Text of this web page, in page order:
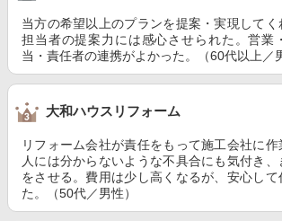
当方の希望以上のプランを提案・実現して
担当者の提案力には感心させられた。営業
当・責任者の連携がよかった。（60代以上／
大和ハウスリフォーム
リフォーム会社が責任をもって施工会社に
人には分からないような不具合にも気付き
をさせる。費用は少し高くなるが、安心して
た。（50代／男性）